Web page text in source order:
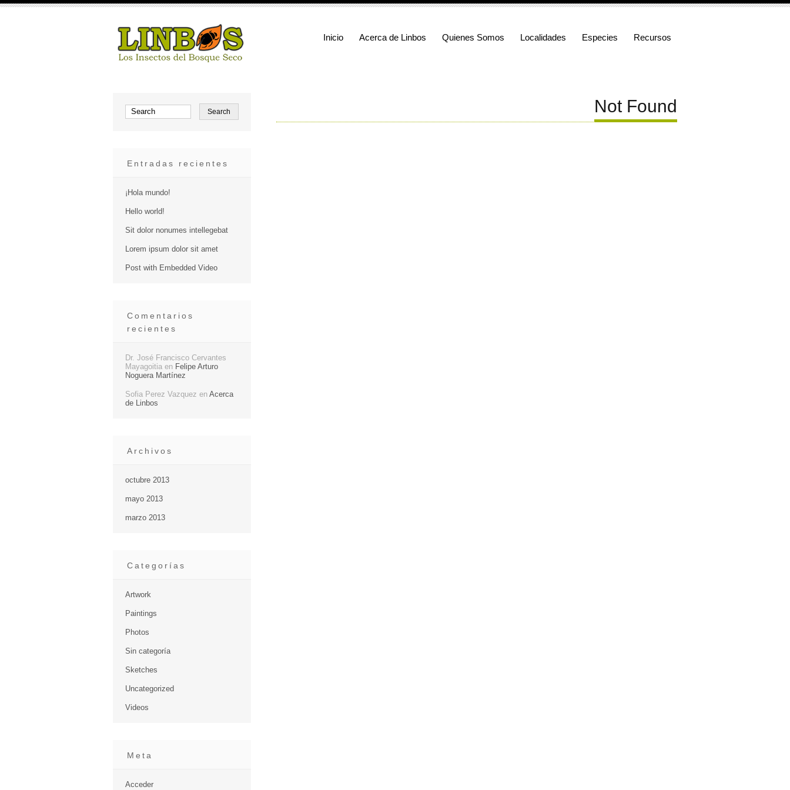
Inicio Acerca de Linbos Quienes Somos Localidades Especies Recursos
Not Found
Entradas recientes
¡Hola mundo!
Hello world!
Sit dolor nonumes intellegebat
Lorem ipsum dolor sit amet
Post with Embedded Video
Comentarios
recientes
Dr. José Francisco Cervantes
Mayagoitia en Felipe Arturo
Noguera Martínez
Sofia Perez Vazquez en Acerca
de Linbos
Archivos
octubre 2013
mayo 2013
marzo 2013
Categorías
Artwork
Paintings
Photos
Sin categoría
Sketches
Uncategorized
Videos
Meta
Acceder